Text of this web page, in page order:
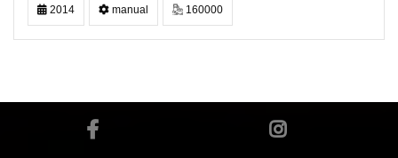
2014 manual 160000